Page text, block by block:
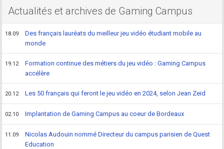
Actualités et archives de Gaming Campus
18.09
Des français lauréats du meilleur jeu vidéo étudiant mobile au
monde
19.12
Formation continue des métiers du jeu vidéo : Gaming Campus
accélère
20.12 Les 50 français qui feront le jeu vidéo en 2024, selon Jean Zeid
02.10 Implantation de Gaming Campus au coeur de Bordeaux
11.09
Nicolas Audouin nommé Directeur du campus parisien de Quest
Education